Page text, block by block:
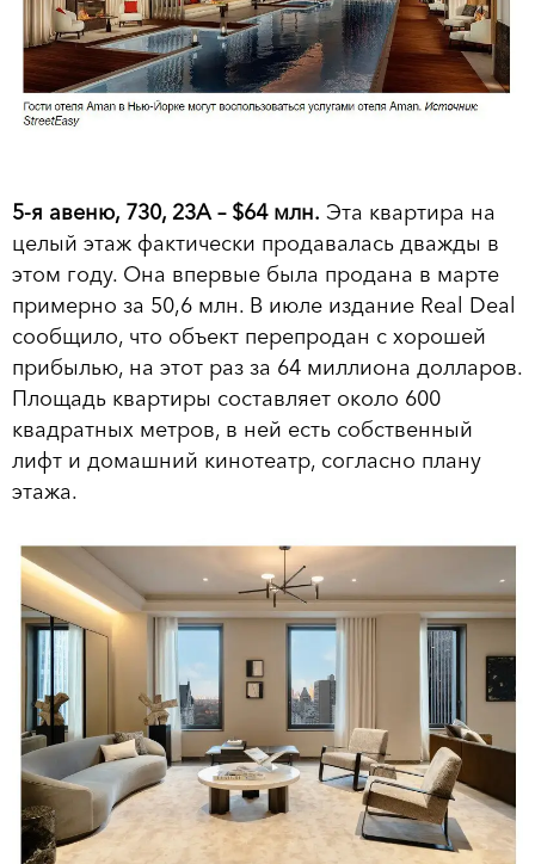
5-я авеню, 730, 23А – $64 млн. Эта квартира на
целый этаж фактически продавалась дважды в
этом году. Она впервые была продана в марте
примерно за 50,6 млн. В июле издание Real Deal
сообщило, что объект перепродан с хорошей
прибылью, на этот раз за 64 миллиона долларов.
Площадь квартиры составляет около 600
квадратных метров, в ней есть собственный
лифт и домашний кинотеатр, согласно плану
этажа.